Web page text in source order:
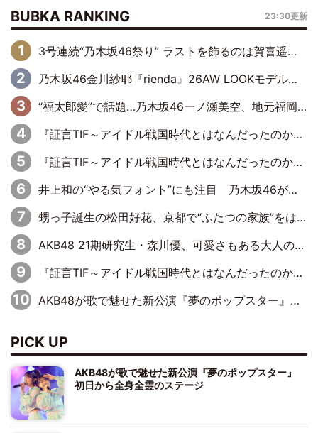
BUBKA RANKING 23:30更新
3号連続“乃木坂46祭り” ラストを飾るのは賀喜遥香…5年ぶりの登場に「5年分大人になった私を見ていただけたら」
乃木坂46金川紗耶『rienda』26AW LOOKモデルに就任
“福太郎愛”で話題…乃木坂46一ノ瀬美空、地元福岡『めんべい25周年トップサポーター』に就任
『証言TIF～アイドル戦国時代とはなんだったのか～』第6回：でんぱ組.inc・古川未鈴×相沢梨紗「『ハロプロやりたかったな』って言ったら、夢眠ねむさんに『てめえはでんぱ組．incなんだよ！』って肩パンされて(笑)」
『証言TIF～アイドル戦国時代とはなんだったのか～』第11回：私立恵比寿中学・真山りか×安本彩花「TIFで10年ぶりのキョンシーメイクをしたら、場を完全に引かせてしまって。時代が変わったんだなって」
井上和の“やる気フォント”にも注目 乃木坂46が挑んだ書道パフォーマンスの舞台裏
甥っ子誕生の松田好花、京都で“ふたつの家族”をはしご！ “母”黒谷友香に見送られ、“父”松岡昌宏とはハシゴ酒
AKB48 21期研究生・森川優、可愛さもある大人の女性に
『証言TIF～アイドル戦国時代とはなんだったのか～』第10回：さくら学院・武藤彩未×飯田らうら「正直、中3で辞めるというのを信じてなくて。そう言われてはいたけど、嘘でしょって」
AKB48が歌で魅せた新公演『夢のポップスター』 初日から全身全霊のステージ
PICK UP
AKB48が歌で魅せた新公演『夢のポップスター』
初日から全身全霊のステージ